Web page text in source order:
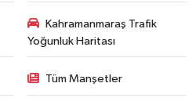
Kahramanmaraş Trafik
Yoğunluk Haritası
Tüm Manşetler